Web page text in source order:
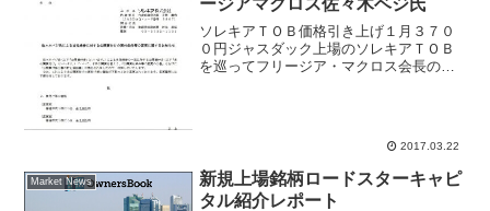
ージアマクロス佐々木ベジ氏
ソレキアＴＯＢ価格引き上げ１月３７０
０円ジャスダック上場のソレキアＴＯＢ
を巡ってフリージア・マクロス会長の
2017.03.22
Market News
新規上場銘柄ロードスターキャピ
タル紹介レポート